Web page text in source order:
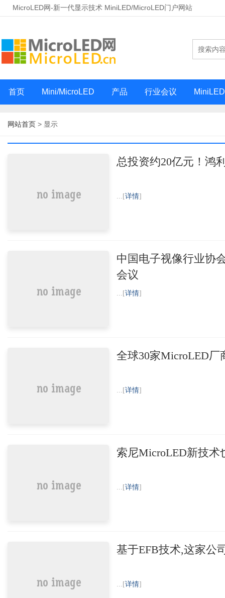
MicroLED网-新一代显示技术 MiniLED/MicroLED门户网站
首页 Mini/MicroLED 产品 行业会议
网站首页 > 显示
总投资约20亿元！鸿
...[详情]
中国电子视像行业协
会议
...[详情]
全球30家MicroLED厂
...[详情]
索尼MicroLED新技术
...[详情]
基于EFB技术,这家公
...[详情]